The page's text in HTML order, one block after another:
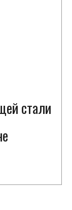
стали